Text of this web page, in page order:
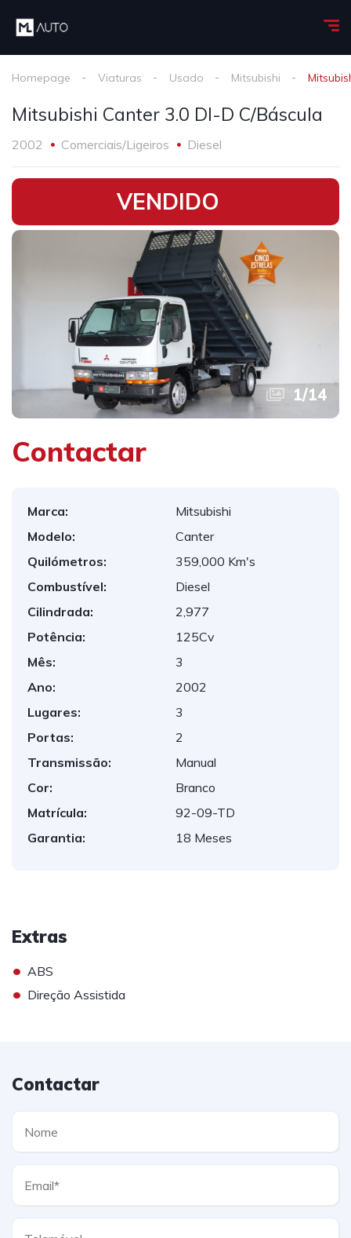
Homepage Viaturas Usado Mitsubishi
Mitsubishi Canter 3.0 DI-D C/Báscula
2002 Comerciais/Ligeiros Diesel
•
VENDIDO
1/14
Contactar
Marca:
Mitsubishi
Modelo:
Canter
Quilómetros:
359,000 Km's
Combustível:
Diesel
Cilindrada:
2,977
Potência:
125Cv
Mês:
3
Ano:
2002
Lugares:
3
Portas:
2
Transmissão:
Manual
Cor:
Branco
Matrícula:
92-09-TD
Garantia:
18 Meses
Extras
• ABS
• Direção Assistida
Contactar